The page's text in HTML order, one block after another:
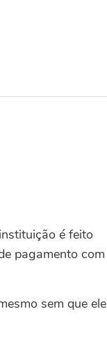
é feito
pagamento com
sem que ele